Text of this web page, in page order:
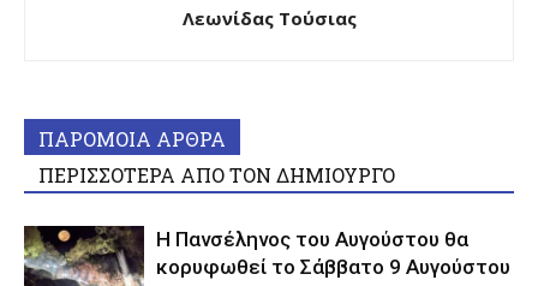
Λεωνίδας Τούσιας
ΠΑΡΟΜΟΙΑ ΑΡΘΡΑ
ΠΕΡΙΣΣΟΤΕΡΑ ΑΠΟ ΤΟΝ ΔΗΜΙΟΥΡΓΟ
Η Πανσέληνος του Αυγούστου θα
κορυφωθεί το Σάββατο 9 Αυγούστου